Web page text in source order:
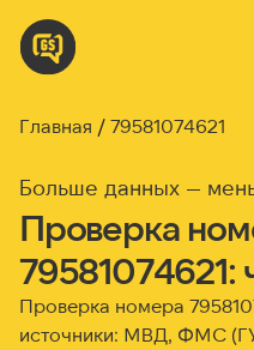
Главная 79581074621
Больше данных —
Проверка
79581074621:
Проверка номера
источники: МВД, ФМС